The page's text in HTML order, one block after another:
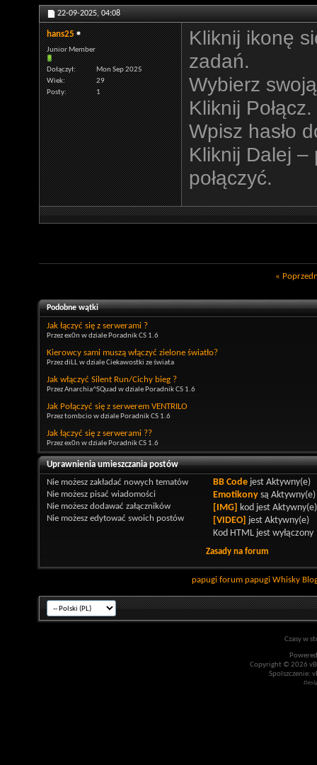
22-09-2025, 04:08
hans25
Junior Member
Dołączył
Mon Sep 2025
Wiek
29
Posty
1
Kliknij ikonę
zadań.
Wybierz
Kliknij Połącz.
Wpisz hasło
Kliknij Dalej –
połączyć.
«
Podobne wątki
Jak łączyć się z serwerami ?
Przez ex0n w dziale Poradnik CS 1.6
Kierowcy sami muszą włączyć zielone światło?
Przez diLL w dziale Ciekawostki ze świata
Jak włączyć Silent Run/Cichy bieg ?
Przez Anarchia^SQuad w dziale Poradnik CS 1.6
Jak Połączyć się z serwerem VENTRILO
Przez tombcio w dziale Poradnik CS 1.6
Jak łączyć się z serwerami ??
Przez ex0n w dziale Poradnik CS 1.6
Uprawnienia umieszczania postów
Nie możesz zakładać nowych tematów
Nie możesz pisać wiadomości
Nie możesz dodawać załączników
Nie możesz edytować swoich postów
BB Codejest Aktywny(e)
Emotikonysą Aktywny(e)
[IMG]
kod jest Aktywny(e)
[VIDEO] jest Aktywny(e)
Kod HTML jest wyłączony
Zasady na forum
papugi forum papugi Whisky
Czasy w
Copyright © 2026
Spolszczenie: